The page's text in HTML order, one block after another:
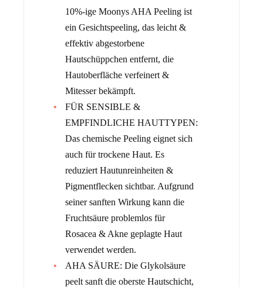
10%-ige Moonys AHA Peeling ist
ein Gesichtspeeling, das leicht &
effektiv abgestorbene
Hautschüppchen entfernt, die
Hautoberfläche verfeinert &
Mitesser bekämpft.
FÜR SENSIBLE &
EMPFINDLICHE HAUTTYPEN:
Das chemische Peeling eignet sich
auch für trockene Haut. Es
reduziert Hautunreinheiten &
Pigmentflecken sichtbar. Aufgrund
seiner sanften Wirkung kann die
Fruchtsäure problemlos für
Rosacea & Akne geplagte Haut
verwendet werden.
AHA SÄURE: Die Glykolsäure
peelt sanft die oberste Hautschicht,